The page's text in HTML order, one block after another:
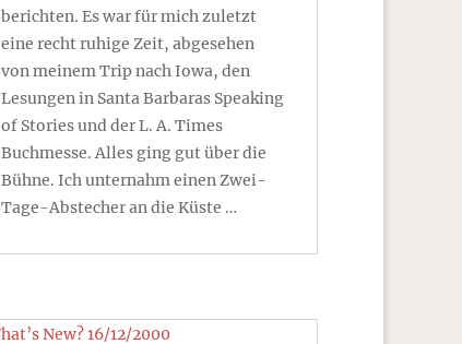
berichten. Es war für mich zuletzt
eine recht ruhige Zeit, abgesehen
von meinem Trip nach Iowa, den
Lesungen in Santa Barbaras Speaking
of Stories und der L. A. Times
Buchmesse. Alles ging gut über die
Bühne. Ich unternahm einen Zwei-
Tage-Abstecher an die Küste …